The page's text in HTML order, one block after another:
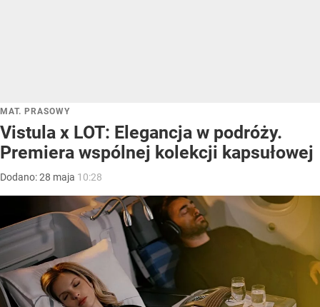
MAT. PRASOWY
Vistula x LOT: Elegancja w podróży.
Premiera wspólnej kolekcji kapsułowej
Dodano:28 maja 10:28